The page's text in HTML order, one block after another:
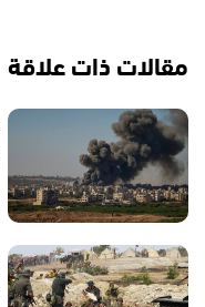
مقالات ذات علاقة